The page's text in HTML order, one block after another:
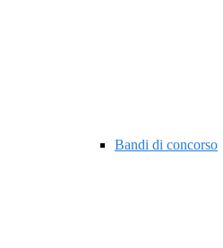
Bandi di concorso